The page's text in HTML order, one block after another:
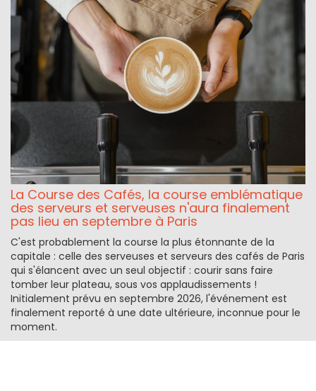
La Course des Cafés, la course emblématique
des serveurs et serveuses n'aura finalement
pas lieu en septembre à Paris
C'est probablement la course la plus étonnante de la
capitale : celle des serveuses et serveurs des cafés de Paris
qui s'élancent avec un seul objectif : courir sans faire
tomber leur plateau, sous vos applaudissements !
Initialement prévu en septembre 2026, l'événement est
finalement reporté à une date ultérieure, inconnue pour le
moment.